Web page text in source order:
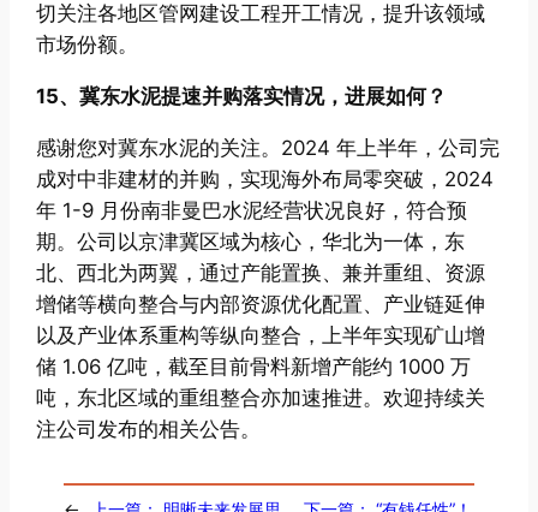
切关注各地区管网建设工程开工情况，提升该领域
市场份额。
15、冀东水泥提速并购落实情况，进展如何？
感谢您对冀东水泥的关注。2024 年上半年，公司完
成对中非建材的并购，实现海外布局零突破，2024
年 1-9 月份南非曼巴水泥经营状况良好，符合预
期。公司以京津冀区域为核心，华北为一体，东
北、西北为两翼，通过产能置换、兼并重组、资源
增储等横向整合与内部资源优化配置、产业链延伸
以及产业体系重构等纵向整合，上半年实现矿山增
储 1.06 亿吨，截至目前骨料新增产能约 1000 万
吨，东北区域的重组整合亦加速推进。欢迎持续关
注公司发布的相关公告。